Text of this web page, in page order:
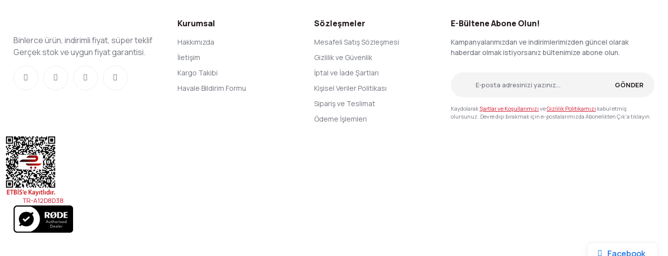
Binlerce ürün, indirimli fiyat, süper teklif
Gerçek stok ve uygun fiyat garantisi.
Kurumsal
Hakkımızda
İletişim
Kargo Takibi
Havale Bildirim Formu
Sözleşmeler
Mesafeli Satış Sözleşmesi
Gizlilik ve Güvenlik
İptal ve İade Şartları
Kişisel Veriler Politikası
Sipariş ve Teslimat
Ödeme İşlemleri
E-Bültene Abone Olun!
Kampanyalarımızdan ve indirimlerimizden güncel olarak
haberdar olmak istiyorsanız bültenimize abone olun.
GÖNDER
KaydolarakŞartlar ve Koşullarımızı veGizlilik Politikamızı kabul etmiş
olursunuz. Devre dışı bırakmak için e-postalarımızda Abonelikten Çık'a tıklayın.
TR-A12D8D38
Facebook